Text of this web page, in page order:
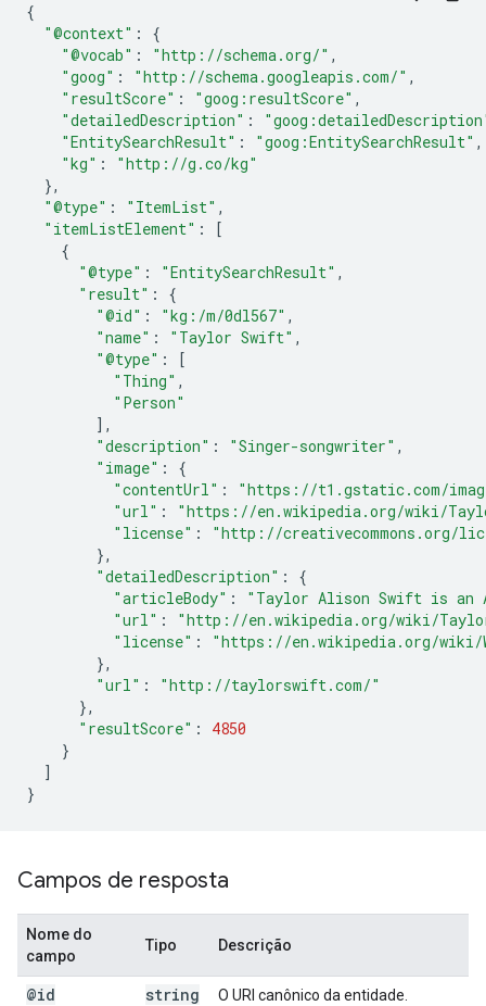
{
"@context" :
{
"@vocab" : "http://schema.org/" ,
"goog" : "http://schema.googleapis.com/" ,
"resultScore" : "goog:resultScore" ,
"detailedDescription" :
"EntitySearchResult" : "goog:EntitySearchResult" ,
"kg" :
"http://g.co/kg"
},
"@type" : "ItemList" ,
"itemListElement" :
[
{
"@type" : "EntitySearchResult" ,
"result" :
{
"@id" : "kg:/m/0dl567" ,
"name" : "Taylor Swift" ,
"@type" :
[
"Thing" ,
"Person"
],
"description" : "Singer-songwriter" ,
"image" :
{
"contentUrl" :
"https://t1.gstatic.com/
"url" :
"https://en.wikipedia.org/wiki/
"license" :
"http://creativecommons.org/
},
"detailedDescription" :
{
"articleBody" :
"Taylor Alison Swift is an
"url" :
"http://en.wikipedia.org/wiki/
"license" :
"https://en.wikipedia.org/wiki/
},
"url" :
"http://taylorswift.com/"
},
"resultScore" :
4850
}
]
}
Campos de resposta
Nome do
campo
Tipo Descrição
@id string O URI canônico da entidade.